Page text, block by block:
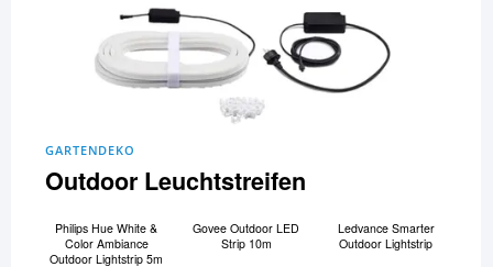
GARTENDEKO
Outdoor Leuchtstreifen
Philips Hue White &
Color Ambiance
Outdoor Lightstrip 5m
Govee Outdoor LED
Strip 10m
Ledvance Smarter
Outdoor Lightstrip